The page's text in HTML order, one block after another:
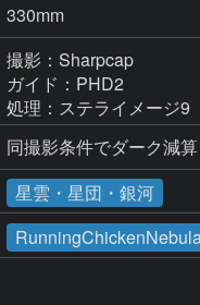
330mm
撮影：Sharpcap
ガイド：PHD2
処理：ステライメージ9
同撮影条件でダーク減算
星雲・星団・銀河